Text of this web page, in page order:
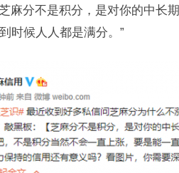
分不是积分，是对你的中长期
时候人人都是满分。”